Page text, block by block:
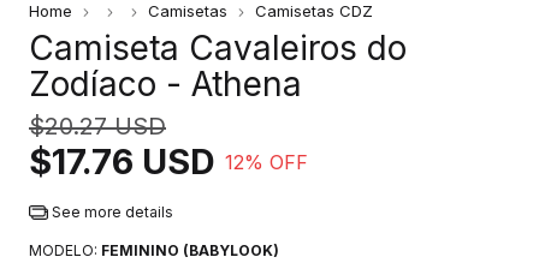
Home Camisetas Camisetas CDZ
Camiseta Cavaleiros do
Zodíaco - Athena
$20.27 USD
$17.76 USD 12% OFF
See more details
MODELO: FEMININO (BABYLOOK)